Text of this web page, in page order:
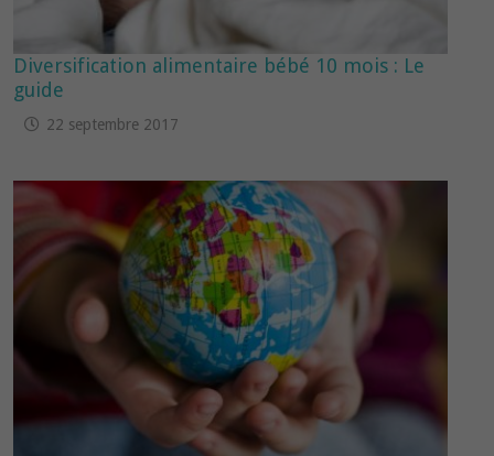
Diversification alimentaire bébé 10 mois : Le
guide
22 septembre 2017